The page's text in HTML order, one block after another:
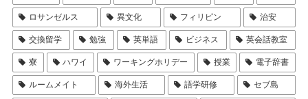
ロサンゼルス 異文化 フィリピン 治安
交換留学 勉強 英単語 ビジネス 英会話教室
寮 ハワイ ワーキングホリデー 授業 電子辞書
ルームメイト 海外生活 語学研修 セブ島